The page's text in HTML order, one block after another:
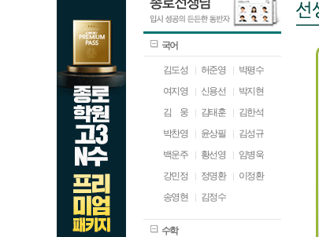
국어
김도성 허준영
박평수
여지영
신용선
박지현
김
웅 김태훈
김한석
박찬영
윤상필
김성규
백운주
황선영
임병욱
강민정
정명환
이정환
송영현
김정수
수학